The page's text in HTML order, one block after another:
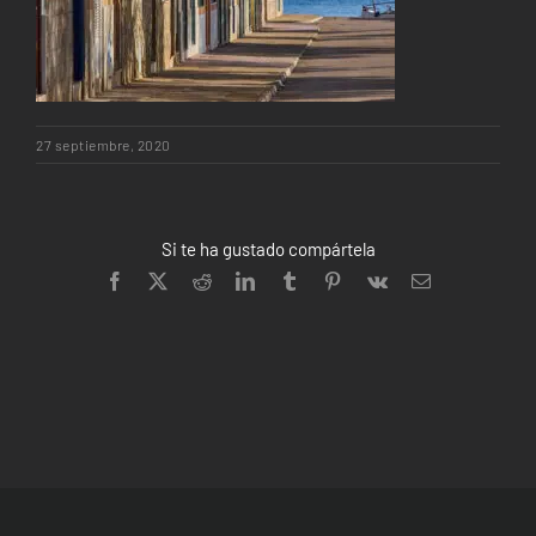
27 septiembre, 2020
Si te ha gustado compártela
Facebook RedditLinkedInTumblr Pinterest
Vk
Correo